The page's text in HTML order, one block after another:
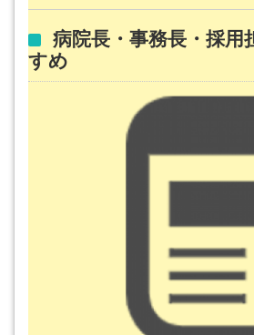
病院長・事務長・採用
すめ